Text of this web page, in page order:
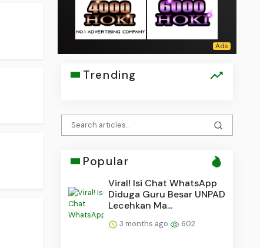
Trending
Popular
Viral! Isi Chat WhatsApp
Diduga Guru Besar UNPAD
Lecehkan Ma...
3 months ago 602